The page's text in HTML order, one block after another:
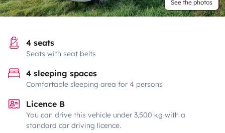
See the photos
4 seats
Seats with seat belts
4 sleeping spaces
Comfortable sleeping area for 4 persons
Licence B
You can drive this vehicle under 3,500 kg with a
standard car driving licence.